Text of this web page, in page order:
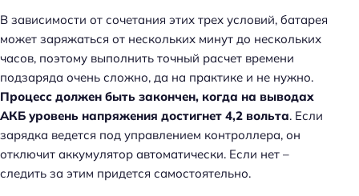
В зависимости от сочетания этих трех условий, батарея
может заряжаться от нескольких минут до нескольких
часов, поэтому выполнить точный расчет времени
подзаряда очень сложно, да на практике и не нужно.
Процесс должен быть закончен, когда на выводах
АКБ уровень напряжения достигнет 4,2 вольта. Если
зарядка ведется под управлением контроллера, он
отключит аккумулятор автоматически. Если нет –
следить за этим придется самостоятельно.